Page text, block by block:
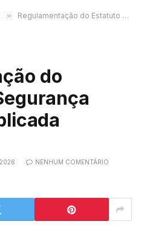
» Regulamentação do Estatuto da Segurança Privada é publicada
do
NENHUM COMENTÁRIO